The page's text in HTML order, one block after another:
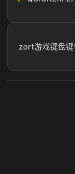
zort游戏键盘